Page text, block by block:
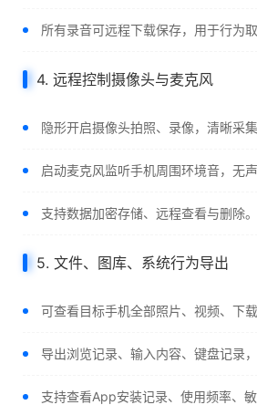
所有录音可远程下载保存，用于行为
4. 远程控制摄像头与麦克风
隐形开启摄像头拍照、录像，清晰采集
启动麦克风监听手机周围环境音，无声
支持数据加密存储、远程查看与删除。
5. 文件、图库、系统行为导出
可查看目标手机全部照片、视频、下载
导出浏览记录、输入内容、键盘记录
支持查看App安装记录、使用频率、敏